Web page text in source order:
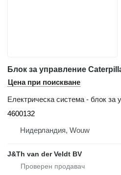
Цена при поискване
Електрическа система - блок за
4600132
Нидерландия, Wouw
J&Th van der Veldt BV